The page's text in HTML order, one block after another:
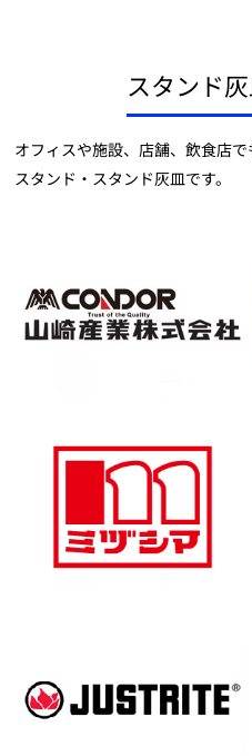
スタンド
オフィスや施設、店舗、飲食店
スタンド・スタンド灰皿です。